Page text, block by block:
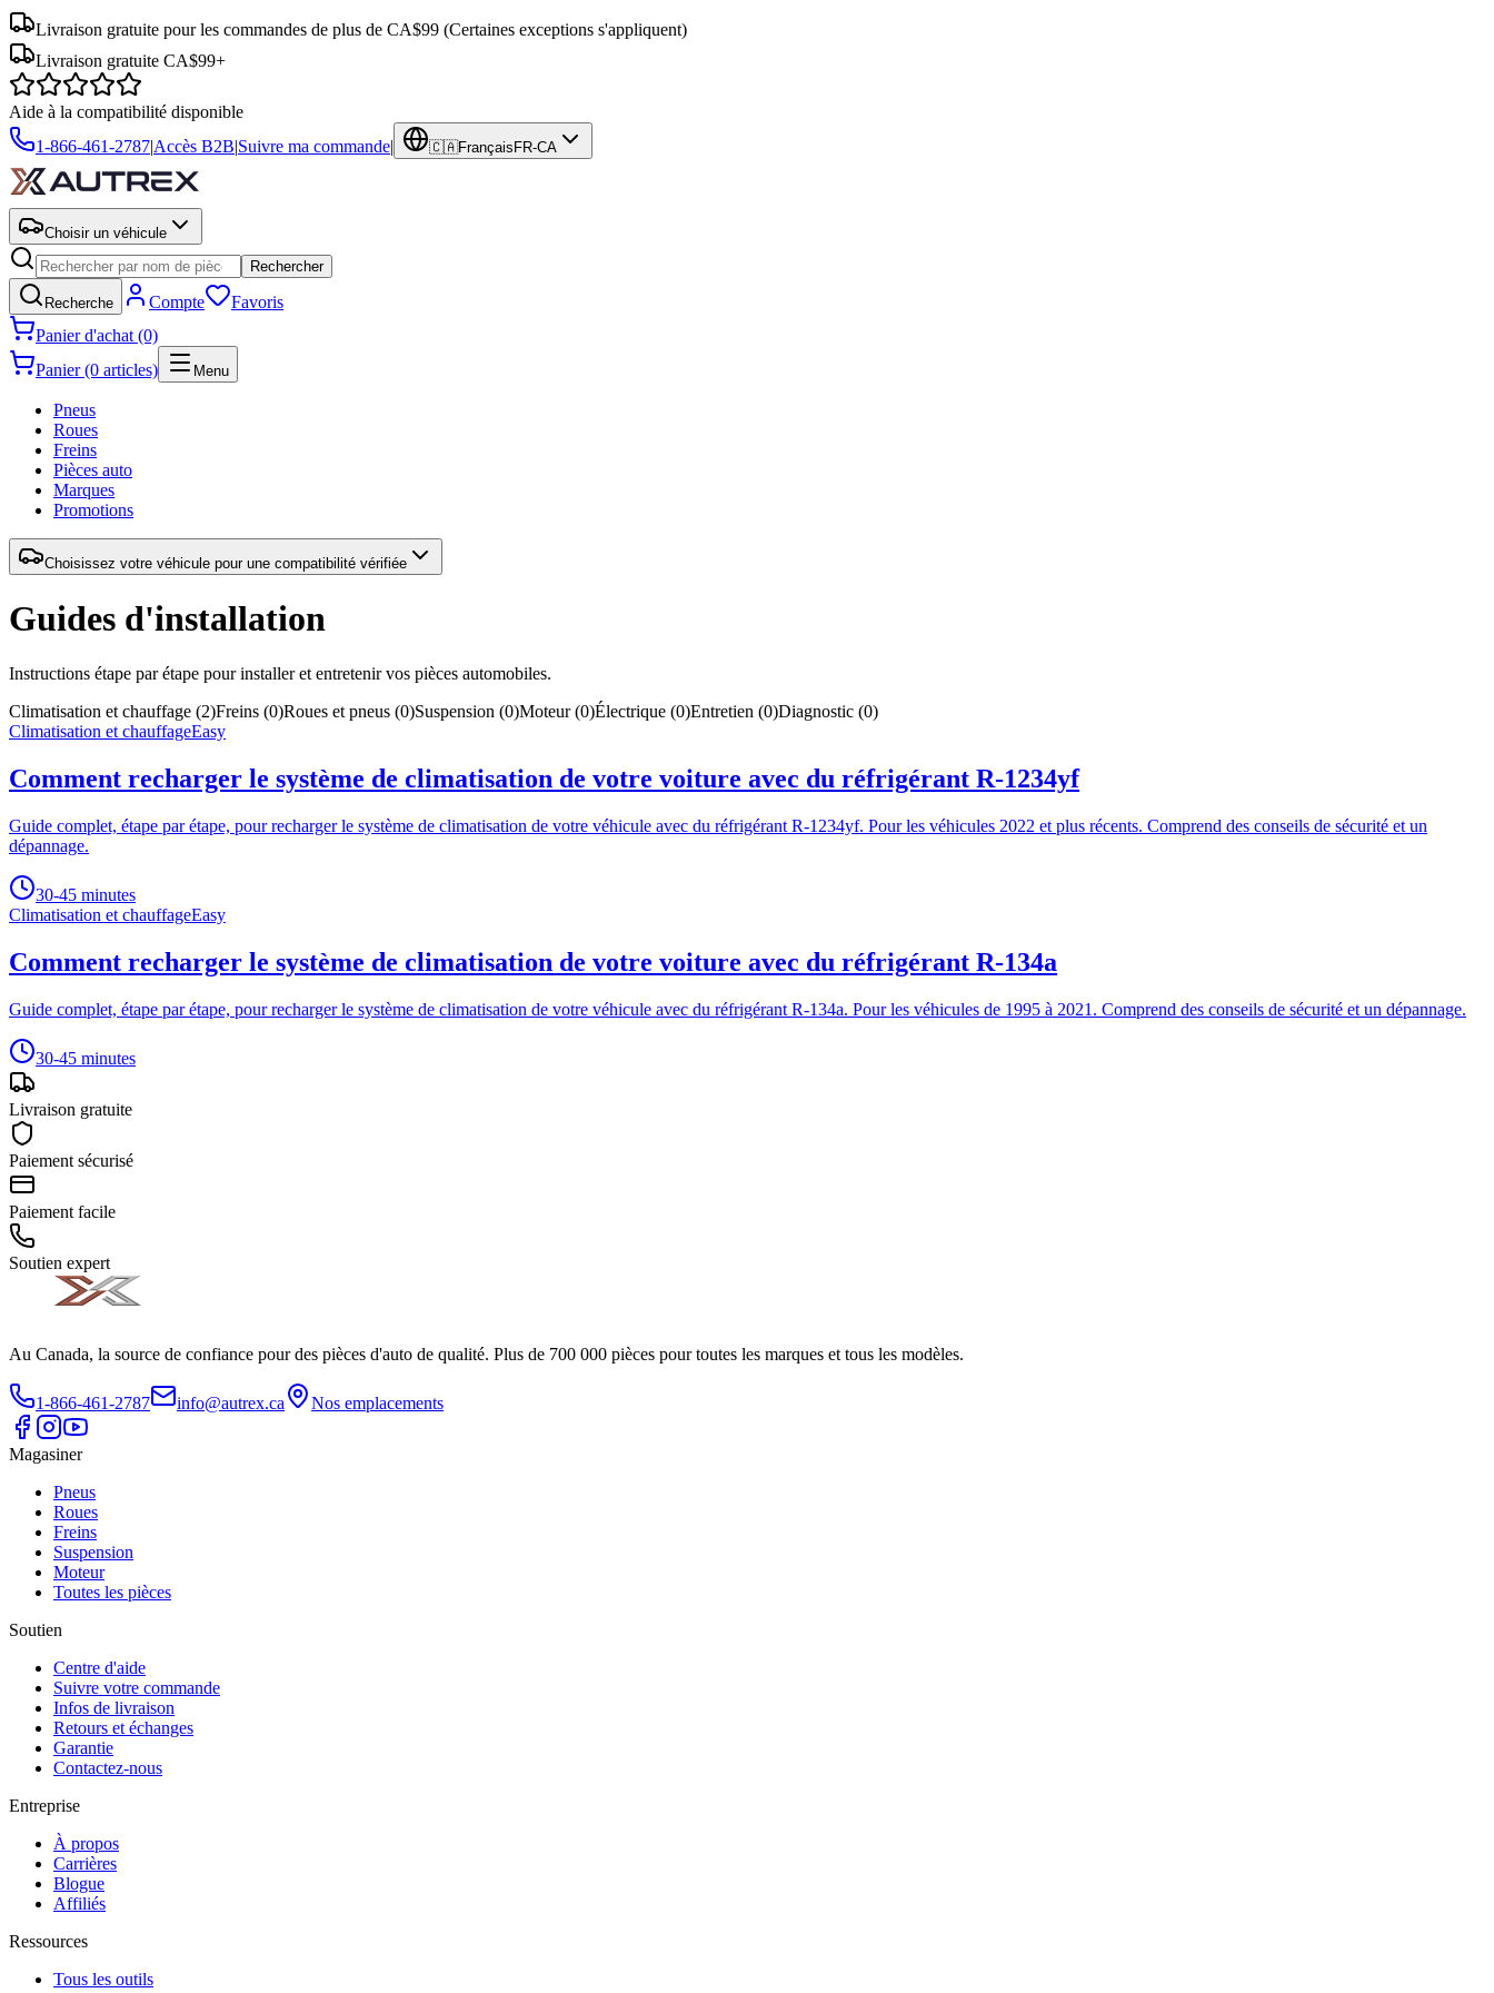
Livraison gratuite pour les commandes de plus de CA$99 (Certaines exceptions s'appliquent)
Livraison gratuite CA$99+
Aide à la compatibilité disponible
1-866-461-2787|Accès B2B|Suivre ma commande| 🇨🇦Français FR-CA
Choisir un véhicule
Rechercher
Recherche Compte
Favoris
Panier d'achat (0)
Panier (0 articles)
Menu
Pneus
Roues
Freins
Pièces auto
Marques
Promotions
Choisissez votre véhicule pour une compatibilité vérifiée
Guides d'installation
Instructions étape par étape pour installer et entretenir vos pièces automobiles.
Climatisation et chauffage (2)Freins (0)Roues et pneus (0)Suspension (0)Moteur(0)Électrique (0)Entretien (0)Diagnostic (0)
Climatisation et chauffageEasy
Comment recharger le système de climatisation de votre voiture avec du réfrigérant R-1234yf
Guide complet, étape par étape, pour recharger le système de climatisation de votre véhicule avec du réfrigérant R-1234yf. Pour les véhicules 2022 et plus récents. Comprend des conseils de sécurité et un
dépannage.
30-45 minutes
Climatisation et chauffageEasy
Comment recharger le système de climatisation de votre voiture avec du réfrigérant R-134a
Guide complet, étape par étape, pour recharger le système de climatisation de votre véhicule avec du réfrigérant R-134a. Pour les véhicules de 1995 à 2021. Comprend des conseils de sécurité et un dépannage.
30-45 minutes
Livraison gratuite
Paiement sécurisé
Paiement facile
Soutien expert
Au Canada, la source de confiance pour des pièces d'auto de qualité. Plus de 700 000 pièces pour toutes les marques et tous les modèles.
1-866-461-2787 info@autrex.ca Nos emplacements
Magasiner
Pneus
Roues
Freins
Suspension
Moteur
Toutes les pièces
Soutien
Centre d'aide
Suivre votre commande
Infos de livraison
Retours et échanges
Garantie
Contactez-nous
Entreprise
À propos
Carrières
Blogue
Affiliés
Ressources
Tous les outils